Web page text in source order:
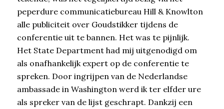
peperdure communicatiebureau Hill & Knowlton
alle publiciteit over Goudstikker tijdens de
conferentie uit te bannen. Het was te pijnlijk.
Het State Department had mij uitgenodigd om
als onafhankelijk expert op de conferentie te
spreken. Door ingrijpen van de Nederlandse
ambassade in Washington werd ik ter elfder ure
als spreker van de lijst geschrapt. Dankzij een